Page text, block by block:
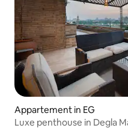
Appartement in EG
Luxe penthouse in Degla